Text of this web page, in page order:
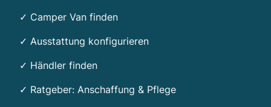
✓ Camper Van finden
✓ Ausstattung konfigurieren
✓ Händler finden
✓ Ratgeber: Anschaffung & Pflege